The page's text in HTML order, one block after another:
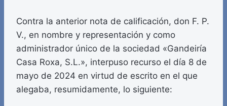
Contra la anterior nota de calificación, don F. P.
V., en nombre y representación y como
administrador único de la sociedad «Gandeiría
Casa Roxa, S.L.», interpuso recurso el día 8 de
mayo de 2024 en virtud de escrito en el que
alegaba, resumidamente, lo siguiente: